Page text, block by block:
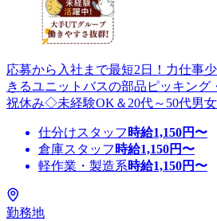
応募から入社まで最短2日！力仕事
きるユニットバスの部品ピッキン
祝休み◇未経験OK＆20代～50代男
仕分けスタッフ 時給1,150円〜
倉庫スタッフ 時給1,150円〜
軽作業・製造系時給1,150円〜
勤務地